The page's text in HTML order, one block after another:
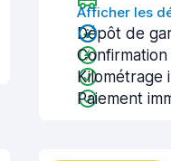
Afficher les
Dépôt de
Kilométrage
Paiement